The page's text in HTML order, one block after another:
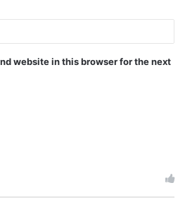
website in this browser for the next